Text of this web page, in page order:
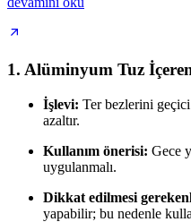
1. Alüminyum Tuz
İşlevi: Ter bezlerini
azaltır.
Kullanım önerisi: Gece
uygulanmalı.
Dikkat edilmesi
yapabilir; bu nedenle